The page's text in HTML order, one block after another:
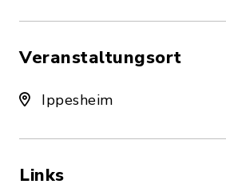
Veranstaltungsort
Ippesheim
Links